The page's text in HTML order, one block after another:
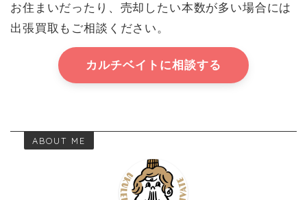
お住まいだったり、売却したい本数が多い場合には
出張買取もご相談ください。
カルチベイトに相談する
ABOUT ME